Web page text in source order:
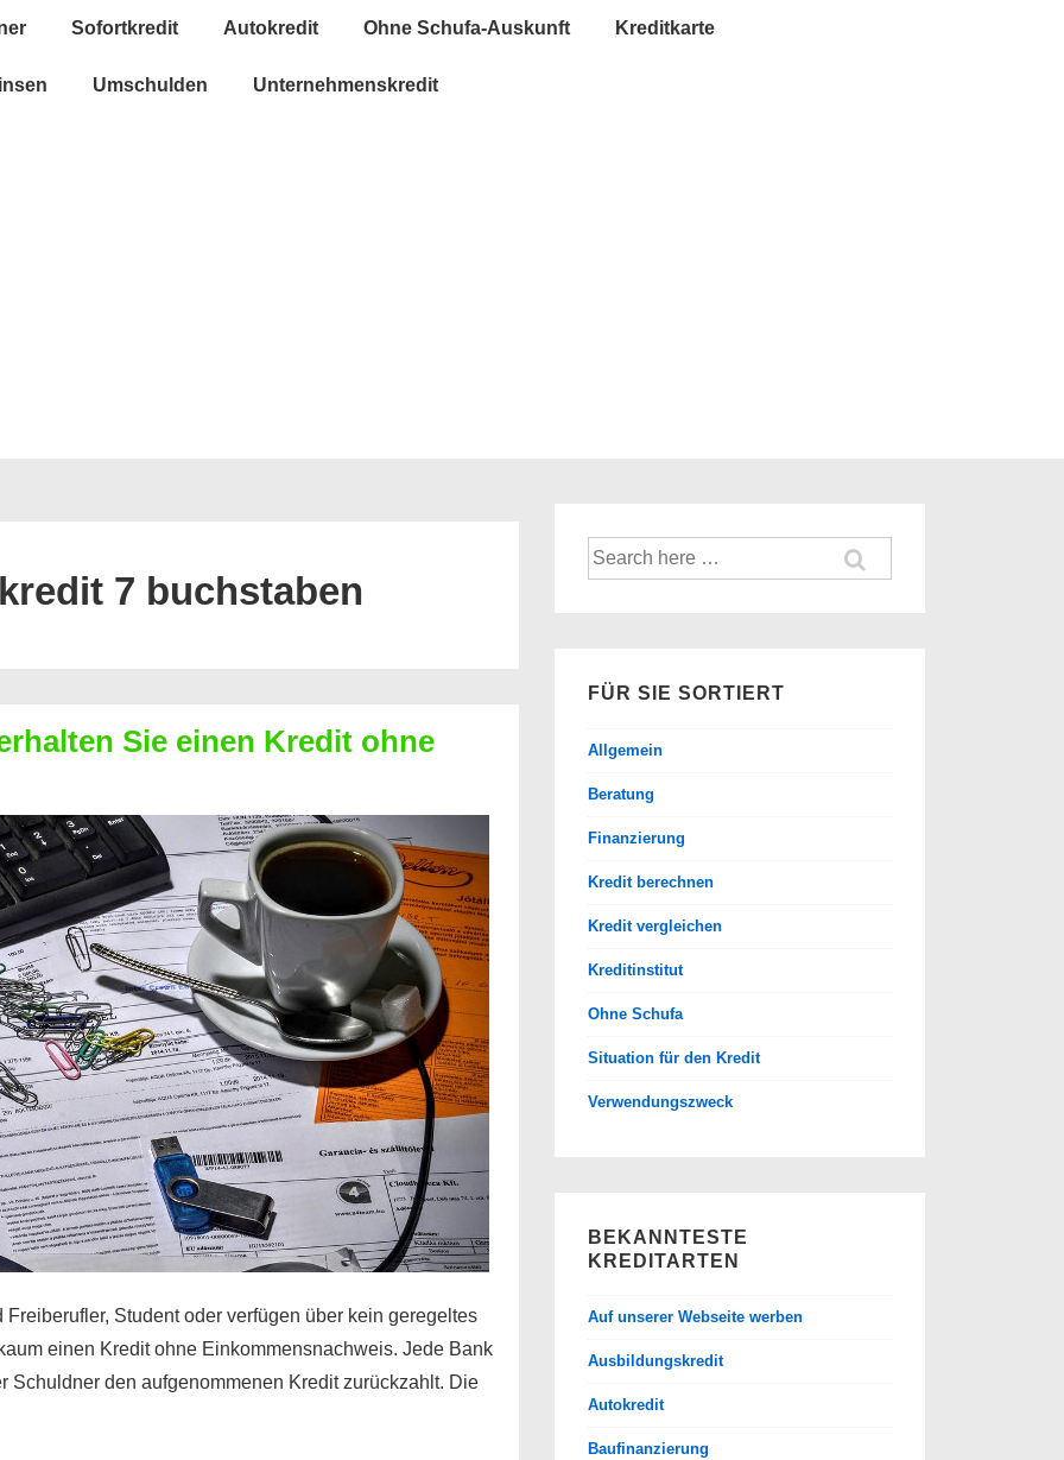
Sofortkredit Autokredit Ohne Schufa-Auskunft Kreditkarte
Umschulden Unternehmenskredit
kredit 7 buchstaben
Sie einen Kredit ohne
Student oder verfügen über kein geregeltes
einen Kredit ohne Einkommensnachweis. Jede Bank
Schuldner den aufgenommenen Kredit zurückzahlt. Die
Suche
nach:
FÜR SIE SORTIERT
Allgemein
Beratung
Finanzierung
Kredit berechnen
Kredit vergleichen
Kreditinstitut
Ohne Schufa
Situation für den Kredit
Verwendungszweck
BEKANNTESTE
KREDITARTEN
Auf unserer Webseite werben
Ausbildungskredit
Autokredit
Baufinanzierung